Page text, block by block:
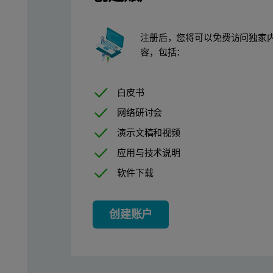
注册后，您将可以免费访问独家
容，包括：
白皮书
网络研讨会
演示文稿和视频
应用与技术说明
软件下载
创建账户